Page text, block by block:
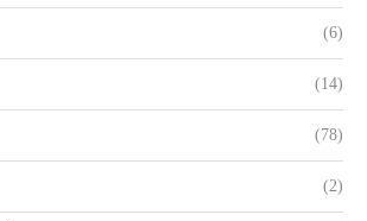
(6)
(14)
(78)
(2)